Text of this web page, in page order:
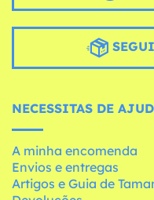
NECESSITAS DE
A minha encomenda
Envios e entregas
Artigos e Guia de